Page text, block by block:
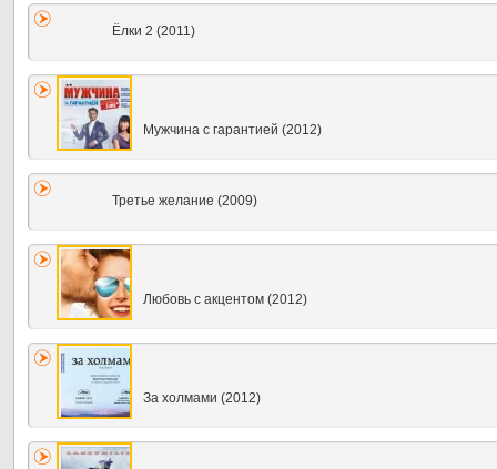
Ёлки 2 (2011)
Мужчина с гарантией (2012)
Третье желание (2009)
Любовь с акцентом (2012)
За холмами (2012)